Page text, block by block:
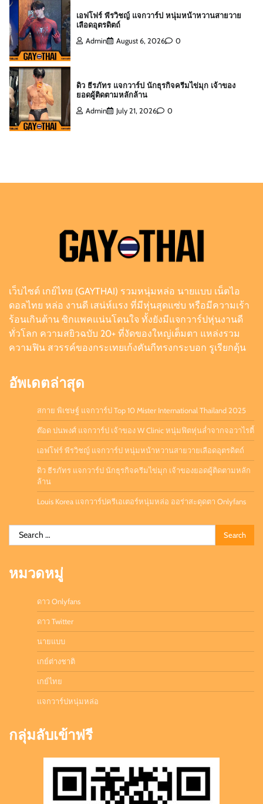
ดิว ธีรภัทร แจกวาร์ป นักธุรกิจครีมไข่มุก เจ้าของ
ยอดผู้ติดตามหลักล้าน
Admin July 21, 2026 0
สกาย พิเชษฐ์ แจกวาร์ป Top 10 Mister
International Thailand 2025
Admin August 6, 2026
เลือดอุตรดิตถ์
Admin August 6, 2026 0
ดิว ธีรภัทร แจกวาร์ป นักธุรกิจครีมไข่มุก เจ้าของ
ยอดผู้ติดตามหลักล้าน
Admin July 21, 2026 0
เว็บไซต์ เกย์ไทย (GAYTHAI) รวมหนุ่มหล่อ นายแบบ เน็ตไอ
ดอลไทย หล่อ งานดี เสน่ห์แรง ที่มีหุ่นสุดแซ่บ หรือมีความเร้า
ร้อนเกินต้าน ซิกแพคแน่นโดนใจ ทั้งยังมีแจกวาร์ปหุ่นงานดี
ทั่วโลก ความสยิวฉบับ 20+ ที่งัดของใหญ่เต็มตา แหล่งรวม
ความฟิน สวรรค์ของกระเทยเก้งคันกีทรงกระบอก รูเรียกดุ้น
อัพเดตล่าสุด
สกาย พิเชษฐ์ แจกวาร์ป Top 10 Mister International Thailand 2025
ต๊อด ปนพงศ์ แจกวาร์ป เจ้าของ W Clinic หนุ่มฟิตหุ่นล่ำจากจอวาไรตี้
เอฟโฟร์ พีรวิชญ์ แจกวาร์ป หนุ่มหน้าหวานสายวายเลือดอุตรดิตถ์
ดิว ธีรภัทร แจกวาร์ป นักธุรกิจครีมไข่มุก เจ้าของยอดผู้ติดตามหลัก
ล้าน
Louis Korea แจกวาร์ปครีเอเตอร์หนุ่มหล่อ ออร่าสะดุดตา Onlyfans
Search
for:
หมวดหมู่
ดาว Onlyfans
ดาว Twitter
นายแบบ
เกย์ต่างชาติ
เกย์ไทย
แจกวาร์ปหนุ่มหล่อ
กลุ่มลับเข้าฟรี